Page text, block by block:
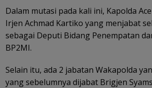
Dalam mutasi pada kali ini, Kapolda
Irjen Achmad Kartiko yang menjabat
sebagai Deputi Bidang Penempatan
BP2MI.
Selain itu, ada 2 jabatan Wakapolda
yang sebelumnya dijabat Brigjen